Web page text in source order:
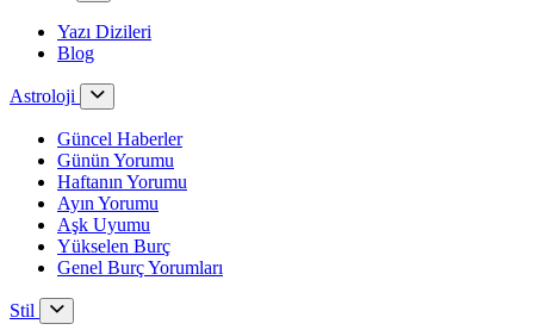
Yazı Dizileri
Blog
Astroloji
Güncel Haberler
Günün Yorumu
Haftanın Yorumu
Ayın Yorumu
Aşk Uyumu
Yükselen Burç
Genel Burç Yorumları
Stil